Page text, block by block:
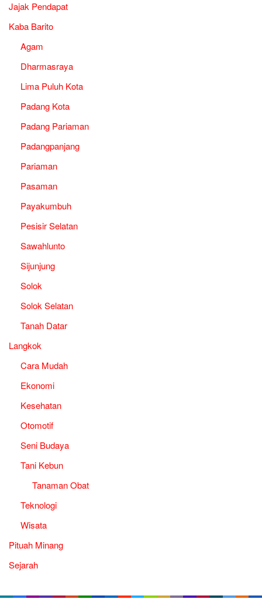
Jajak Pendapat
Kaba Barito
Agam
Dharmasraya
Lima Puluh Kota
Padang Kota
Padang Pariaman
Padangpanjang
Pariaman
Pasaman
Payakumbuh
Pesisir Selatan
Sawahlunto
Sijunjung
Solok
Solok Selatan
Tanah Datar
Langkok
Cara Mudah
Ekonomi
Kesehatan
Otomotif
Seni Budaya
Tani Kebun
Tanaman Obat
Teknologi
Wisata
Pituah Minang
Sejarah